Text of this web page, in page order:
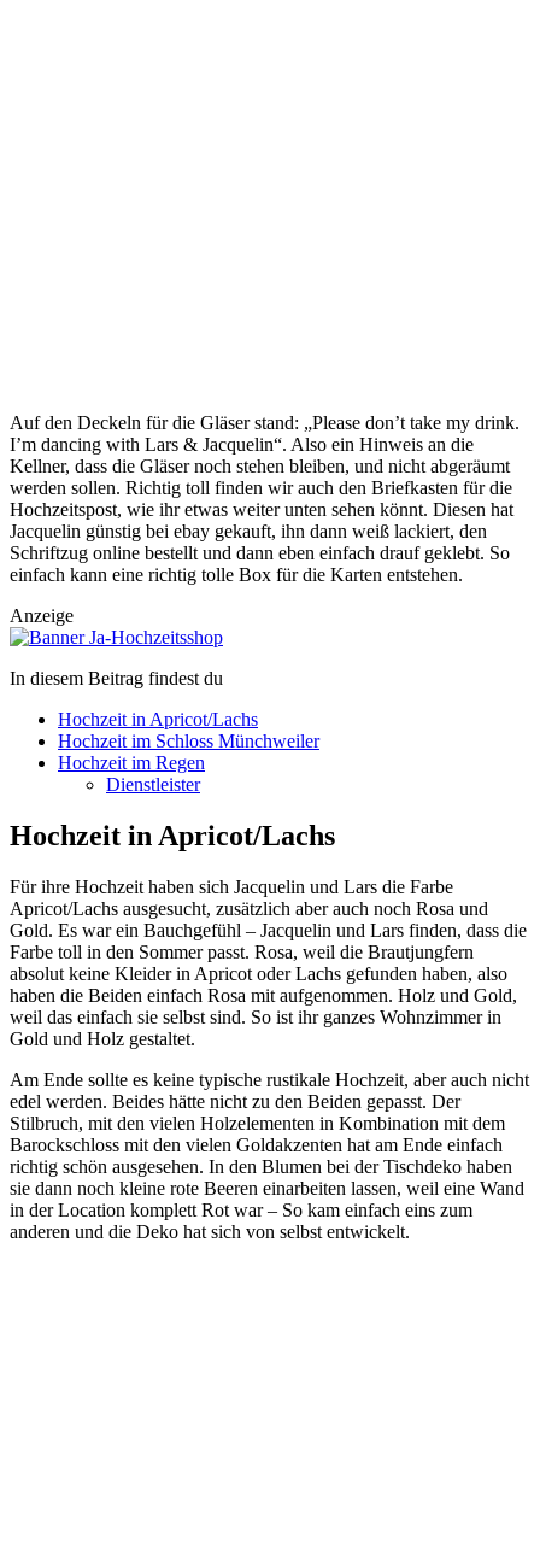
Auf den Deckeln für die Gläser stand: „Please don’t take my drink.
I’m dancing with Lars & Jacquelin“. Also ein Hinweis an die
Kellner, dass die Gläser noch stehen bleiben, und nicht abgeräumt
werden sollen. Richtig toll finden wir auch den Briefkasten für die
Hochzeitspost, wie ihr etwas weiter unten sehen könnt. Diesen hat
Jacquelin günstig bei ebay gekauft, ihn dann weiß lackiert, den
Schriftzug online bestellt und dann eben einfach drauf geklebt. So
einfach kann eine richtig tolle Box für die Karten entstehen.
Anzeige
In diesem Beitrag findest du
Hochzeit in Apricot/Lachs
Hochzeit im Schloss Münchweiler
Hochzeit im Regen
Dienstleister
Hochzeit in Apricot/Lachs
Für ihre Hochzeit haben sich Jacquelin und Lars die Farbe
Apricot/Lachs ausgesucht, zusätzlich aber auch noch Rosa und
Gold. Es war ein Bauchgefühl – Jacquelin und Lars finden, dass die
Farbe toll in den Sommer passt. Rosa, weil die Brautjungfern
absolut keine Kleider in Apricot oder Lachs gefunden haben, also
haben die Beiden einfach Rosa mit aufgenommen. Holz und Gold,
weil das einfach sie selbst sind. So ist ihr ganzes Wohnzimmer in
Gold und Holz gestaltet.
Am Ende sollte es keine typische rustikale Hochzeit, aber auch nicht
edel werden. Beides hätte nicht zu den Beiden gepasst. Der
Stilbruch, mit den vielen Holzelementen in Kombination mit dem
Barockschloss mit den vielen Goldakzenten hat am Ende einfach
richtig schön ausgesehen. In den Blumen bei der Tischdeko haben
sie dann noch kleine rote Beeren einarbeiten lassen, weil eine Wand
in der Location komplett Rot war – So kam einfach eins zum
anderen und die Deko hat sich von selbst entwickelt.